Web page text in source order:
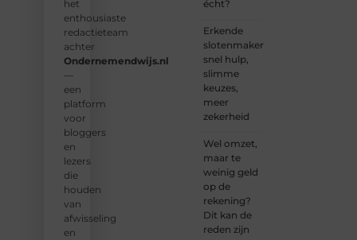
het
enthousiaste
redactieteam
achter
Ondernemendwijs.nl
—
een
platform
voor
bloggers
en
lezers
die
houden
van
afwisseling
en
écht?
Erkende
slotenmakers:
snel hulp,
slimme
keuzes,
meer
zekerheid
Wel omzet,
maar te
weinig geld
op de
rekening?
Dit kan de
reden zijn